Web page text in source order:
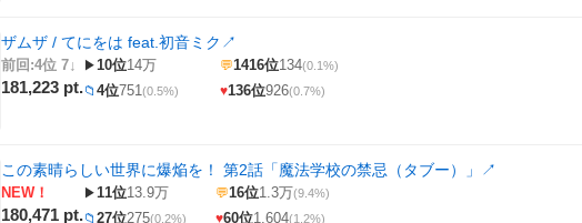
ザムザ / てにをは feat.初音ミク ↗
前回:4位 7↓
181,223 pt.
▶10位14万 💬1416位134(0.1%)
📁 4位751(0.5%) ♥136位926(0.7%)
この素晴らしい世界に爆焔を！ 第2話「魔法学校の禁忌（タブー）」 ↗
NEW！
180,471 pt.
▶11位13.9万 💬16位1.3万(9.4%)
📁 27位275(0.2%) ♥60位1,604(1.2%)